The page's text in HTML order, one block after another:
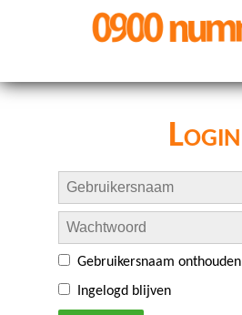
Login
Gebruikersnaam onthouden
Ingelogd blijven